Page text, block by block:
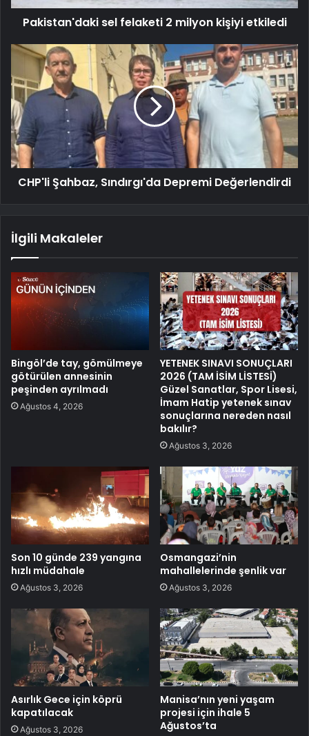
Pakistan'daki sel felaketi 2 milyon kişiyi etkiledi
CHP'li Şahbaz, Sındırgı'da Depremi Değerlendirdi
İlgili Makaleler
Bingöl’de tay, gömülmeye
götürülen annesinin
peşinden ayrılmadı
Ağustos 4, 2026
YETENEK SINAVI SONUÇLARI
2026 (TAM İSİM LİSTESİ)
Güzel Sanatlar, Spor Lisesi,
İmam Hatip yetenek sınav
sonuçlarına nereden nasıl
bakılır?
Ağustos 3, 2026
Son 10 günde 239 yangına
hızlı müdahale
Ağustos 3, 2026
Osmangazi’nin
mahallelerinde şenlik var
Ağustos 3, 2026
Asırlık Gece için köprü
kapatılacak
Ağustos 3, 2026
Manisa’nın yeni yaşam
projesi için ihale 5
Ağustos’ta